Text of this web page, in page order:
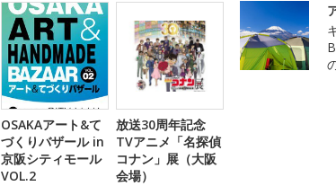
OSAKAアート&て
づくりバザール in
京阪シティモール
VOL.2
放送30周年記念
TVアニメ「名探偵
コナン」展（大阪
会場）